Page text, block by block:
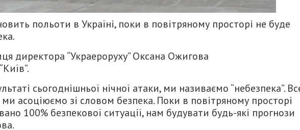
польоти в Україні, поки в повітряному просторі не буде
директора “Украероруху” Оксана Ожигова
сьогоднішньої нічної атаки, ми називаємо “небезпека”.
ми асоціюємо зі словом безпека. Поки в повітряному просторі
100% безпекової ситуації, нам будувати будь-які прогнози